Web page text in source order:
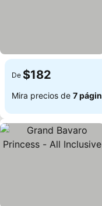
De $182
Mira precios de 7